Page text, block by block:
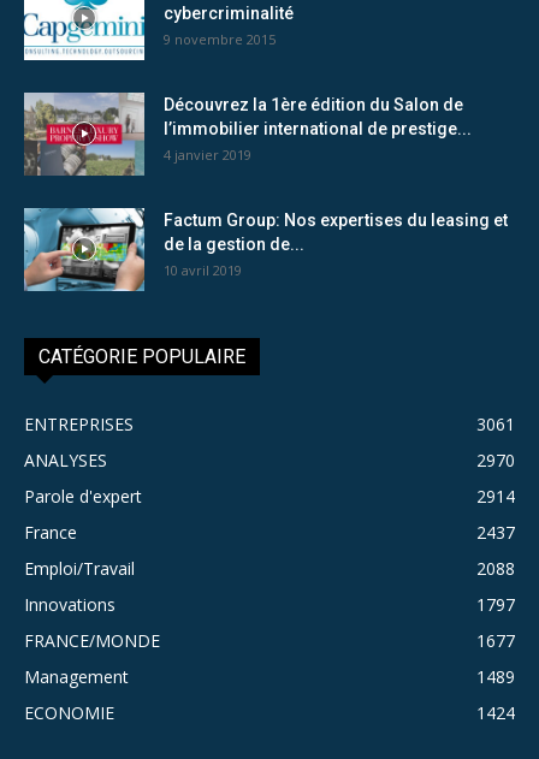
cybercriminalité
9 novembre 2015
Découvrez la 1ère édition du Salon de
l’immobilier international de prestige...
4 janvier 2019
Factum Group: Nos expertises du leasing et
de la gestion de...
10 avril 2019
CATÉGORIE POPULAIRE
ENTREPRISES
3061
ANALYSES
2970
Parole d'expert
2914
France
2437
Emploi/Travail
2088
Innovations
1797
FRANCE/MONDE
1677
Management
1489
ECONOMIE
1424